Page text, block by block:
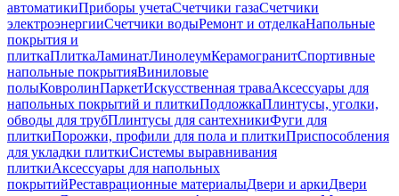
автоматикиПриборы учетаСчетчики газаСчетчики
электроэнергииСчетчики водыРемонт и отделкаНапольные
покрытия и
плиткаПлиткаЛаминатЛинолеумКерамогранитСпортивные
напольные покрытияВиниловые
полыКовролинПаркетИскусственная траваАксессуары для
напольных покрытий и плиткиПодложкаПлинтусы, уголки,
обводы для трубПлинтусы для сантехникиФуги для
плиткиПорожки, профили для пола и плиткиПриспособления
для укладки плиткиСистемы выравнивания
плиткиАксессуары для напольных
покрытийРеставрационные материалыДвери и аркиДвери